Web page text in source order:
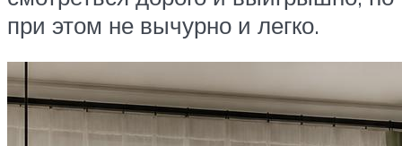
при этом не вычурно и легко.